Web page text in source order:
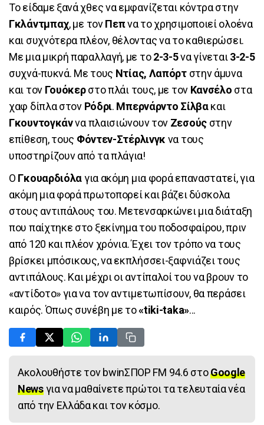
To είδαμε ξανά χθες να εμφανίζεται κόντρα στην
Γκλάντμπαχ, με τονΠεπνα το χρησιμοποιεί ολοένα
και συχνότερα πλέον, θέλοντας να το καθιερώσει.
Με μια μικρή παραλλαγή, με το2-3-5να γίνεται3-2-5
συχνά-πυκνά. Με τους Ντίας, Λαπόρτστην άμυνα
και τον Γουόκερστο πλάι τους, με τον Κανσέλο στα
χαφ δίπλα στον Ρόδρι. Μπερνάρντο Σίλβακαι
Γκουντογκάννα πλαισιώνουν τον Ζεσούςστην
επίθεση, τους Φόντεν-Στέρλινγκ να τους
υποστηρίζουν από τα πλάγια!
Ο Γκουαρδιόλαγια ακόμη μια φορά επαναστατεί, για
ακόμη μια φορά πρωτοπορεί και βάζει δύσκολα
στους αντιπάλους του. Μετενσαρκώνει μια διάταξη
που παίχτηκε στο ξεκίνημα του ποδοσφαίρου, πριν
από 120 και πλέον χρόνια. Έχει τον τρόπο να τους
βρίσκει μπόσικους, να εκπλήσσει-ξαφνιάζει τους
αντιπάλους. Και μέχρι οι αντίπαλοί του να βρουν το
«αντίδοτο» για να τον αντιμετωπίσουν, θα περάσει
καιρός. Όπως συνέβη με το«tiki-taka»...
Ακολουθήστε τον bwinΣΠΟΡ FM 94.6 στοGoogle
Newsγια να μαθαίνετε πρώτοι τα τελευταία νέα
από την Ελλάδα και τον κόσμο.